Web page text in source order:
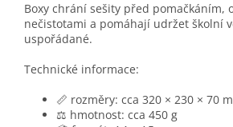
Boxy chrání sešity před pomačkáním,
nečistotami a pomáhají udržet školní
uspořádané.
Technické informace:
📏 rozměry: cca 320 × 230 × 70
⚖️ hmotnost: cca 450 g